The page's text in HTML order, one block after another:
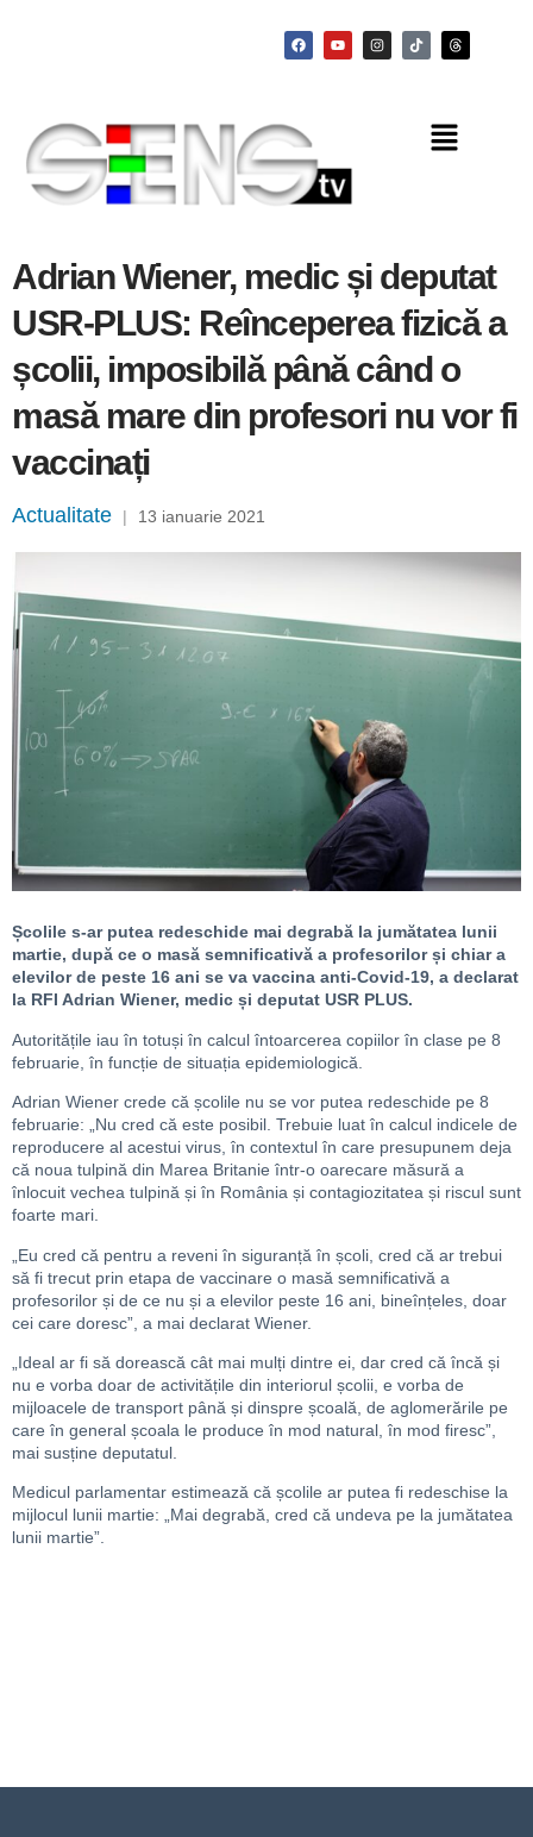
Adrian Wiener, medic și deputat
USR-PLUS: Reînceperea fizică a
școlii, imposibilă până când o
masă mare din profesori nu vor fi
vaccinați
Actualitate | 13 ianuarie 2021
Școlile s-ar putea redeschide mai degrabă la jumătatea lunii
martie, după ce o masă semnificativă a profesorilor și chiar a
elevilor de peste 16 ani se va vaccina anti-Covid-19, a declarat
la RFI Adrian Wiener, medic și deputat USR PLUS.
Autoritățile iau în totuși în calcul întoarcerea copiilor în clase pe 8
februarie, în funcție de situația epidemiologică.
Adrian Wiener crede că școlile nu se vor putea redeschide pe 8
februarie: „Nu cred că este posibil. Trebuie luat în calcul indicele de
reproducere al acestui virus, în contextul în care presupunem deja
că noua tulpină din Marea Britanie într-o oarecare măsură a
înlocuit vechea tulpină și în România și contagiozitatea și riscul sunt
foarte mari.
„Eu cred că pentru a reveni în siguranță în școli, cred că ar trebui
să fi trecut prin etapa de vaccinare o masă semnificativă a
profesorilor și de ce nu și a elevilor peste 16 ani, bineînțeles, doar
cei care doresc”, a mai declarat Wiener.
„Ideal ar fi să dorească cât mai mulți dintre ei, dar cred că încă și
nu e vorba doar de activitățile din interiorul școlii, e vorba de
mijloacele de transport până și dinspre școală, de aglomerările pe
care în general școala le produce în mod natural, în mod firesc”,
mai susține deputatul.
Medicul parlamentar estimează că școlile ar putea fi redeschise la
mijlocul lunii martie: „Mai degrabă, cred că undeva pe la jumătatea
lunii martie”.